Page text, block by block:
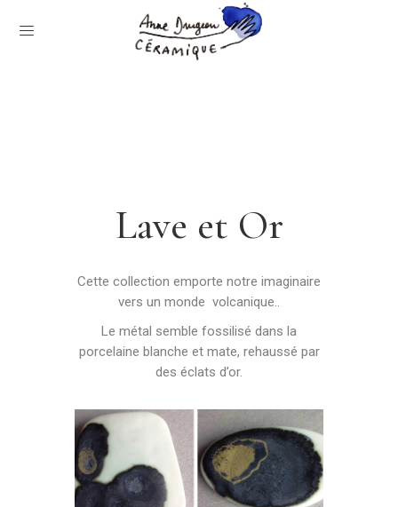
Lave et Or
Cette collection emporte notre imaginaire
vers un monde volcanique..
Le métal semble fossilisé dans la
porcelaine blanche et mate, rehaussé par
des éclats d’or.